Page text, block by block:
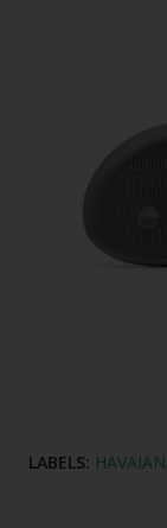
LABELS: